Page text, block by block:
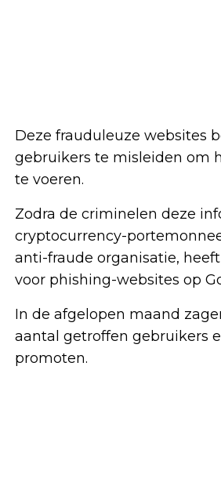
Deze frauduleuze websites
gebruikers te misleiden om
te voeren.
Zodra de criminelen deze
cryptocurrency-
anti-fraude organisatie,
voor phishing-websites op
In de afgelopen maand
aantal getroffen gebruikers
promoten.